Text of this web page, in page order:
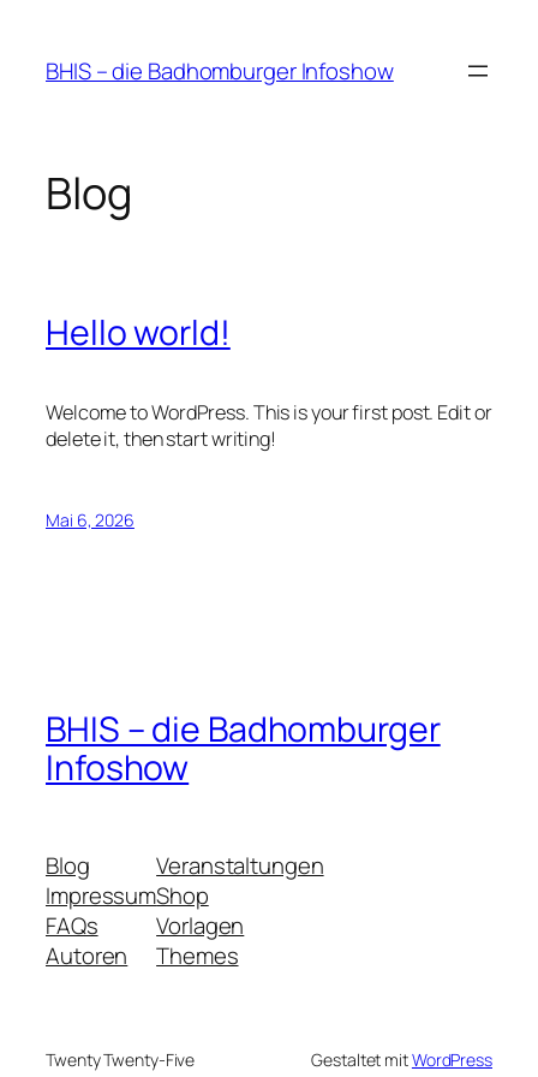
springen
BHIS – die Badhomburger Infoshow
Blog
Hello world!
Welcome to WordPress. This is your first post. Edit or
delete it, then start writing!
Mai 6, 2026
BHIS – die Badhomburger
Infoshow
Blog
Impressum
FAQs
Autoren
Veranstaltungen
Shop
Vorlagen
Themes
Twenty Twenty-Five Gestaltet mitWordPress